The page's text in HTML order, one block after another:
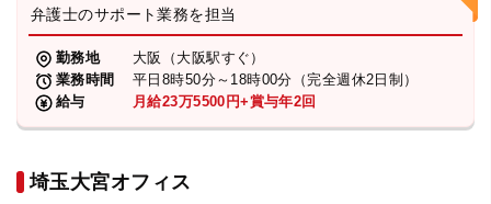
弁護士のサポート業務を担当
勤務地
大阪（大阪駅すぐ）
業務時間
平日8時50分～18時00分（完全週休2日制）
給与
月給23万5500円+賞与年2回
埼玉大宮オフィス